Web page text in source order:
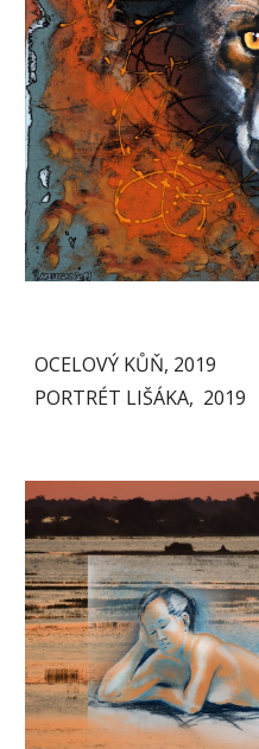
OCELOVÝ KŮŇ, 2019
PORTRÉT LIŠÁKA,  2019